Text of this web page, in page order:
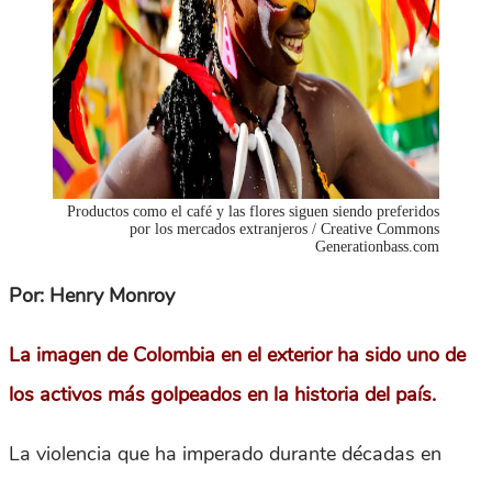
Productos como el café y las flores siguen siendo preferidos
por los mercados extranjeros / Creative Commons
Generationbass.com
Por: Henry Monroy
La imagen de Colombia en el exterior ha sido uno de
los activos más golpeados en la historia del país.
La violencia que ha imperado durante décadas en